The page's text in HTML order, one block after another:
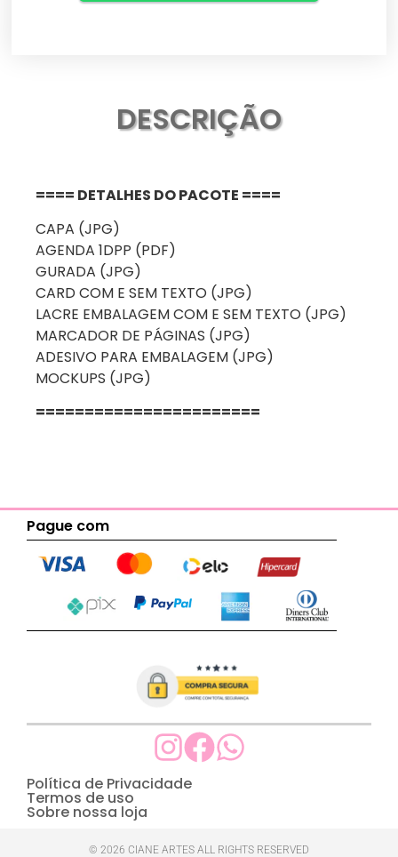
DESCRIÇÃO
==== DETALHES DO PACOTE ====
CAPA (JPG)
AGENDA 1DPP (PDF)
GURADA (JPG)
CARD COM E SEM TEXTO (JPG)
LACRE EMBALAGEM COM E SEM TEXTO (JPG)
MARCADOR DE PÁGINAS (JPG)
ADESIVO PARA EMBALAGEM (JPG)
MOCKUPS (JPG)
=======================
Pague com
Política de Privacidade
Termos de uso
Sobre nossa loja
© 2026 CIANE ARTES ALL RIGHTS RESERVED